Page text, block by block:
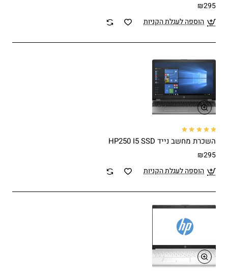
₪295
הוספה לעגלת הקניות
השכרת מחשב נייד HP250 I5 SSD
₪295
הוספה לעגלת הקניות